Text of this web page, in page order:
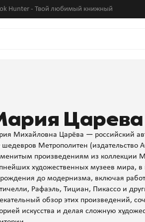
Hunter - Твой любимый книжный
Царева
Михайловна Царёва — российский
шедевров Метрополитен (издательство
произведениям из коллекции
художественных музеев мира,
до модернизма, включая
Рафаэль, Тициан, Пикассо и
обзор этих произведений,
искусства и делая сложную